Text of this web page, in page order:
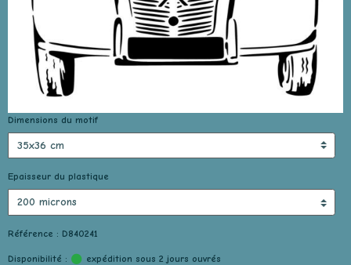
Dimensions du motif
Epaisseur du plastique
Référence : D840241
Disponibilité : expédition sous 2 jours ouvrés